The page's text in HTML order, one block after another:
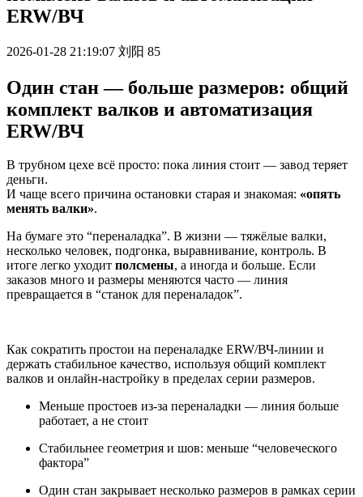
ERW/ВЧ
2026-01-28 21:19:07 刘阳 85
Один стан — больше размеров: общий
комплект валков и автоматизация
ERW/ВЧ
В трубном цехе всё просто: пока линия стоит — завод теряет
деньги.
И чаще всего причина остановки старая и знакомая: «опять
менять валки».
На бумаге это “переналадка”. В жизни — тяжёлые валки,
несколько человек, подгонка, выравнивание, контроль. В
итоге легко уходит полсмены, а иногда и больше. Если
заказов много и размеры меняются часто — линия
превращается в “станок для переналадок”.
Как сократить простои на переналадке ERW/ВЧ-линии и
держать стабильное качество, используя общий комплект
валков и онлайн-настройку в пределах серии размеров.
Меньше простоев из-за переналадки — линия больше
работает, а не стоит
Стабильнее геометрия и шов: меньше “человеческого
фактора”
Один стан закрывает несколько размеров в рамках серии